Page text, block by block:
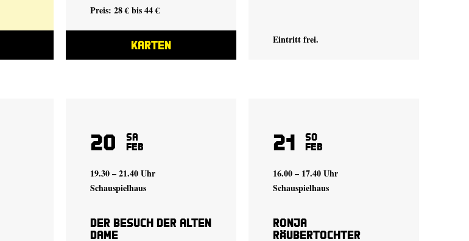
Preis: 28 € bis 44 €
KARTEN Eintritt frei.
20 Sa
Feb
19.30 – 21.40 Uhr
Schauspielhaus
Der Besuch der alten
Dame
21 So
Feb
16.00 – 17.40 Uhr
Schauspielhaus
Ronja
Räubertochter